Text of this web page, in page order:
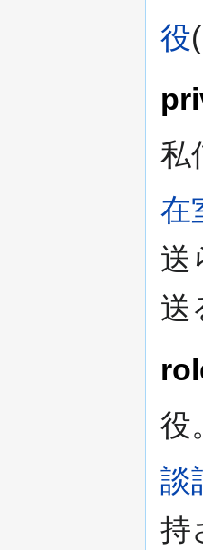
役(
私
在
送
送
役
談
持